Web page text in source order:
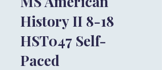
History II 8-18
HST047 Self-
Paced